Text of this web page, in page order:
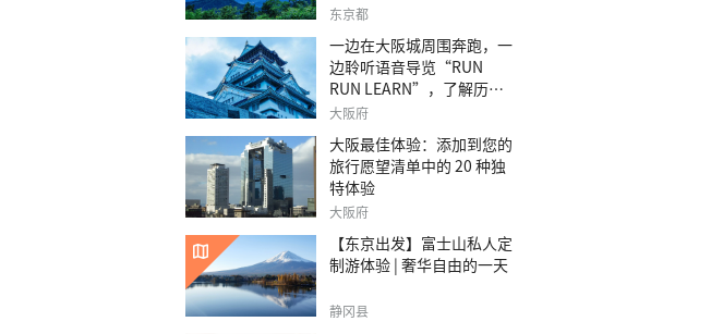
之旅。
东京都
一边在大阪城周围奔跑，一
边聆听语音导览“RUN
RUN LEARN”，了解历
史。
大阪府
大阪最佳体验：添加到您的
旅行愿望清单中的 20 种独
特体验
大阪府
【东京出发】富士山私人定
制游体验 | 奢华自由的一天
静冈县